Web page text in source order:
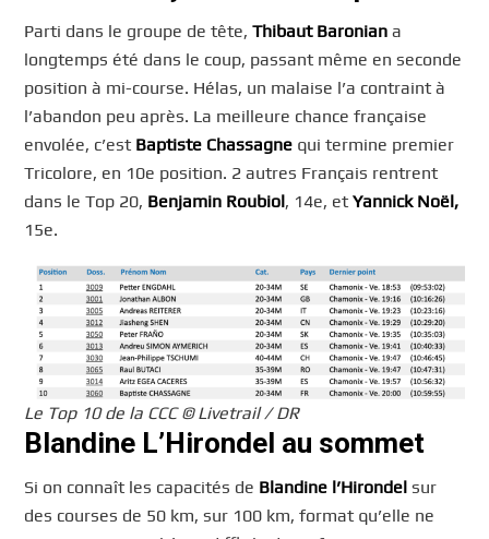
Parti dans le groupe de tête,Thibaut Baronian a
longtemps été dans le coup, passant même en seconde
position à mi-course. Hélas, un malaise l’a contraint à
l’abandon peu après. La meilleure chance française
envolée, c’est Baptiste Chassagne qui termine premier
Tricolore, en 10e position. 2 autres Français rentrent
dans le Top 20, Benjamin Roubiol, 14e, etYannick Noël,
15e.
Le Top 10 de la CCC © Livetrail / DR
Blandine L’Hirondel au sommet
Si on connaît les capacités de Blandine l’Hirondelsur
des courses de 50 km, sur 100 km, format qu’elle ne